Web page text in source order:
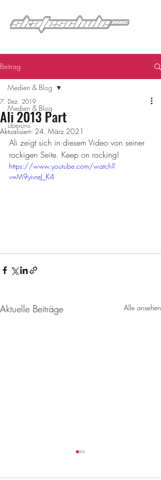
Beitrag
Medien & Blog
überuns
Medien & Blog
Ali 2013 Part
7. Dez. 2019
Aktualisiert: 24. März 2021
Ali zeigt sich in diesem Video von seiner
rockigen Seite. Keep on rocking!
https://www.youtube.com/watch?
v=M9yivreJ_K4
Aktuelle Beiträge Alle ansehen